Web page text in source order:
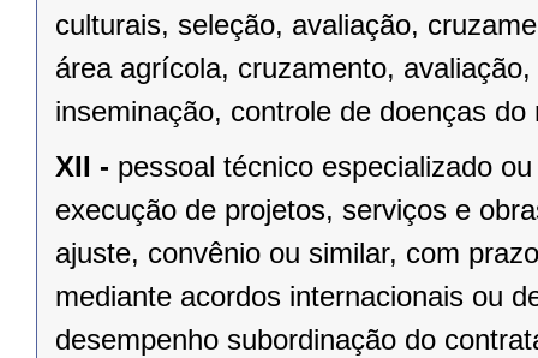
culturais, seleção, avaliação,
área agrícola, cruzamento,
inseminação, controle de doenças do
XII - pessoal técnico especializado
execução de projetos, serviços e
ajuste, convênio ou similar, com
mediante acordos internacionais ou
desempenho subordinação do